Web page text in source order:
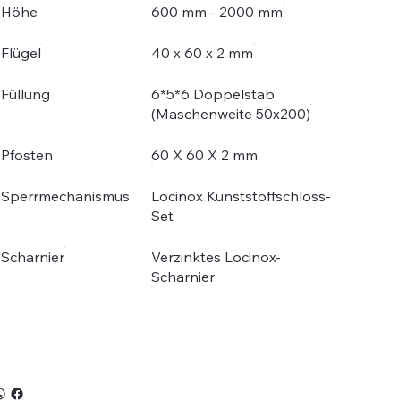
Höhe 600 mm - 2000 mm
Flügel 40 x 60 x 2 mm
Füllung
6*5*6 Doppelstab
(Maschenweite 50x200)
Pfosten 60 X 60 X 2 mm
Sperrmechanismus
Locinox Kunststoffschloss-
Set
Scharnier
Verzinktes Locinox-
Scharnier